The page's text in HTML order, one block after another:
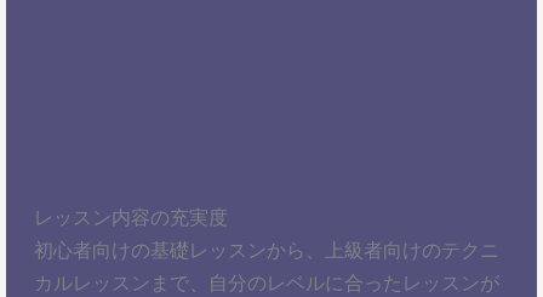
レッスン内容の充実度
初心者向けの基礎レッスンから、上級者向けのテクニ
カルレッスンまで、自分のレベルに合ったレッスンが